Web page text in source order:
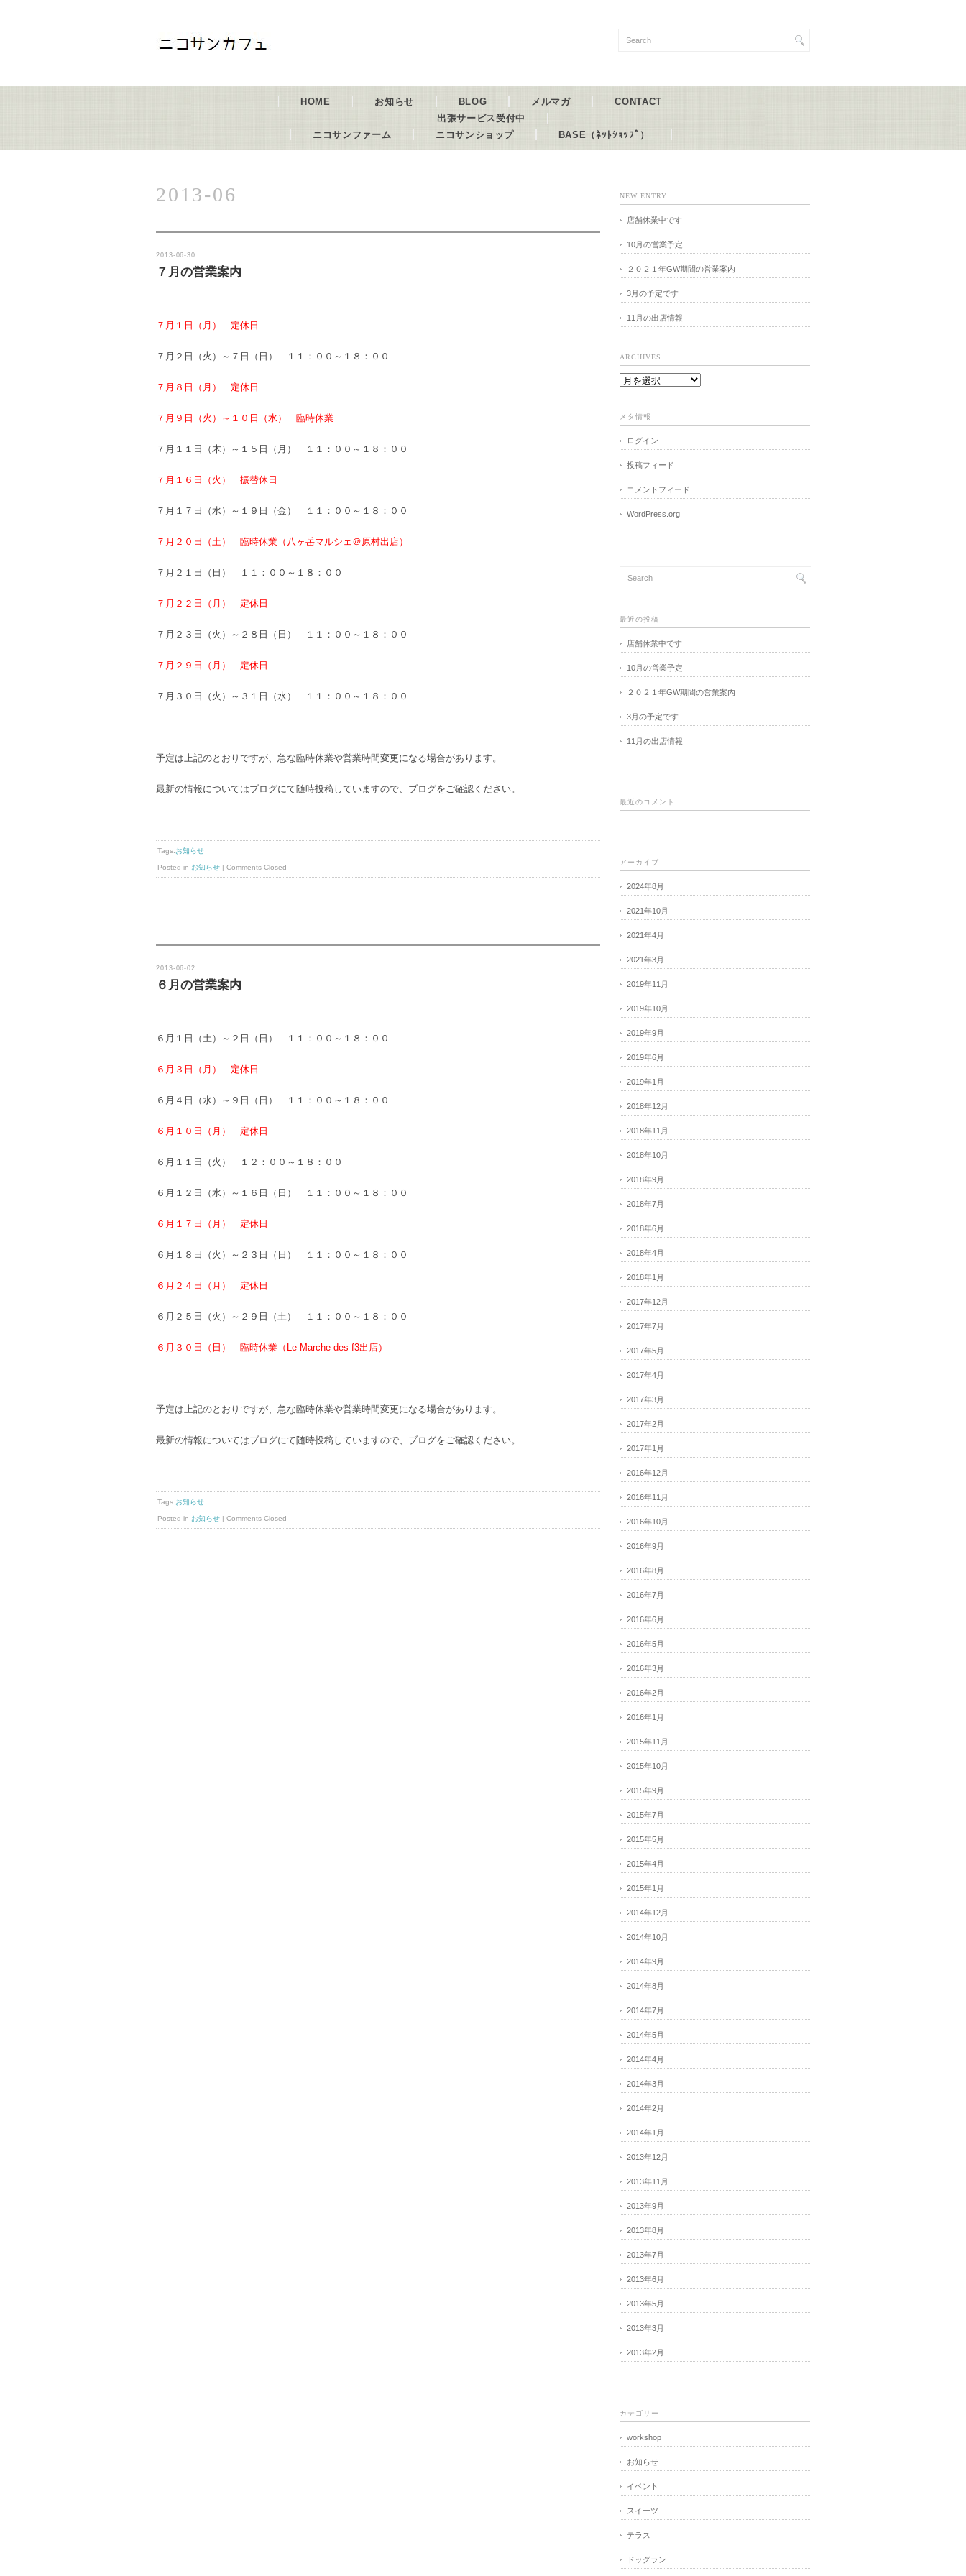
HOME お知らせ BLOG メルマガ
CONTACT
出張サービス受付中
ニコサンファーム
ニコサンショップ BASE（ﾈｯﾄｼｮｯﾌﾟ）
2013-06
2013-06-30
７月の営業案内
７月１日（月） 定休日
７月２日（火）～７日（日） １１：００～１８：００
７月８日（月） 定休日
７月９日（火）～１０日（水） 臨時休業
７月１１日（木）～１５日（月） １１：００～１８：００
７月１６日（火） 振替休日
７月１７日（水）～１９日（金） １１：００～１８：００
７月２０日（土） 臨時休業（八ヶ岳マルシェ＠原村出店）
７月２１日（日） １１：００～１８：００
７月２２日（月） 定休日
７月２３日（火）～２８日（日） １１：００～１８：００
７月２９日（月） 定休日
７月３０日（火）～３１日（水） １１：００～１８：００
予定は上記のとおりですが、急な臨時休業や営業時間変更になる場合があります。
最新の情報についてはブログにて随時投稿していますので、ブログをご確認ください。
Tags:お知らせ
Posted in お知らせ | Comments Closed
2013-06-02
６月の営業案内
６月１日（土）～２日（日） １１：００～１８：００
６月３日（月） 定休日
６月４日（水）～９日（日） １１：００～１８：００
６月１０日（月） 定休日
６月１１日（火） １２：００～１８：００
６月１２日（水）～１６日（日） １１：００～１８：００
６月１７日（月） 定休日
６月１８日（火）～２３日（日） １１：００～１８：００
６月２４日（月） 定休日
６月２５日（火）～２９日（土） １１：００～１８：００
６月３０日（日） 臨時休業（Le Marche des f3出店）
予定は上記のとおりですが、急な臨時休業や営業時間変更になる場合があります。
最新の情報についてはブログにて随時投稿していますので、ブログをご確認ください。
Tags:お知らせ
Posted in お知らせ | Comments Closed
NEW ENTRY
店舗休業中です
10月の営業予定
２０２１年GW期間の営業案内
3月の予定です
11月の出店情報
ARCHIVES
メタ情報
ログイン
投稿フィード
コメントフィード
WordPress.org
最近の投稿
店舗休業中です
10月の営業予定
２０２１年GW期間の営業案内
3月の予定です
11月の出店情報
最近のコメント
アーカイブ
2024年8月
2021年10月
2021年4月
2021年3月
2019年11月
2019年10月
2019年9月
2019年6月
2019年1月
2018年12月
2018年11月
2018年10月
2018年9月
2018年7月
2018年6月
2018年4月
2018年1月
2017年12月
2017年7月
2017年5月
2017年4月
2017年3月
2017年2月
2017年1月
2016年12月
2016年11月
2016年10月
2016年9月
2016年8月
2016年7月
2016年6月
2016年5月
2016年3月
2016年2月
2016年1月
2015年11月
2015年10月
2015年9月
2015年7月
2015年5月
2015年4月
2015年1月
2014年12月
2014年10月
2014年9月
2014年8月
2014年7月
2014年5月
2014年4月
2014年3月
2014年2月
2014年1月
2013年12月
2013年11月
2013年9月
2013年8月
2013年7月
2013年6月
2013年5月
2013年3月
2013年2月
カテゴリー
workshop
お知らせ
イベント
スイーツ
テラス
ドッグラン